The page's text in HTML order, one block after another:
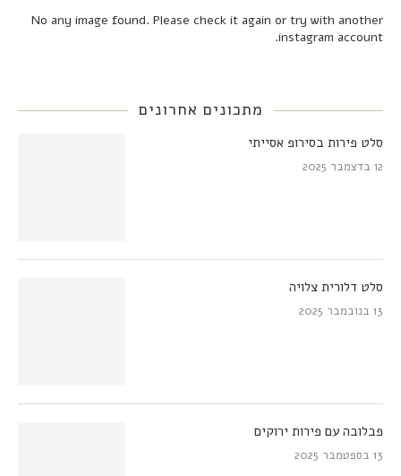
No any image found. Please check it again or try with another
instagram account.
מתכונים אחרונים
סלט פירות בסירופ אסייתי
12 בדצמבר 2025
סלט דלורית צלויה
13 בנובמבר 2025
פבלובה עם פירות ירוקים
13 בספטמבר 2025